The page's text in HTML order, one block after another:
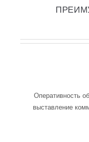
Оперативность
выставление